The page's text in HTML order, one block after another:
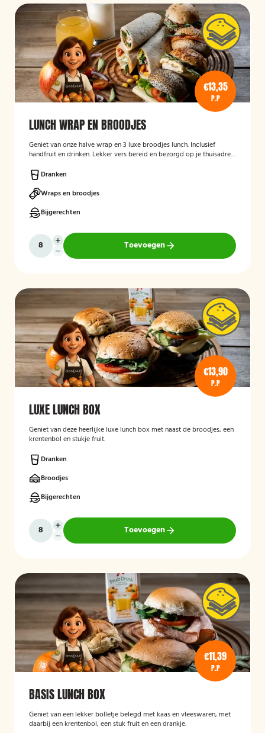
€13,35
P.P
LUNCH WRAP EN BROODJES
Geniet van onze halve wrap en 3 luxe broodjes lunch. Inclusief
handfruit en drinken. Lekker vers bereid en bezorgd op je thuisadres
Dranken
Wraps en broodjes
Bijgerechten
Toevoegen
€13,90
P.P
LUXE LUNCH BOX
Geniet van deze heerlijke luxe lunch box met naast de broodjes, een
krentenbol en stukje fruit.
Dranken
Broodjes
Bijgerechten
Toevoegen
€11,39
P.P
BASIS LUNCH BOX
Geniet van een lekker bolletje belegd met kaas en vleeswaren, met
daarbij een krentenbol, een stuk fruit en een drankje.